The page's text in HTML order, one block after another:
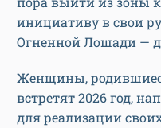
инициативу в свои
Огненной Лошади —
Женщины,
встретят 2026 год,
для реализации